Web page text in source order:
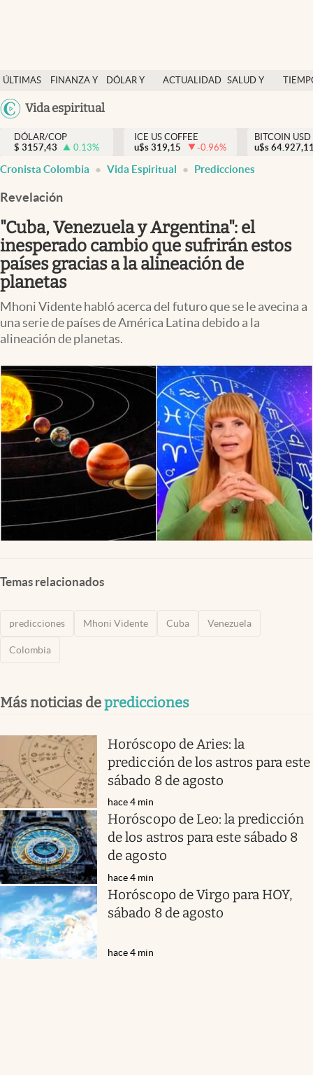
ÚLTIMAS
NOTICIAS
FINANZA Y
DÓLAR Y
ACTUALIDAD SALUD Y
México
Vida espiritual
Salud y nutrición
Vida espiritual
Actualidad
Colombia
DÓLAR/COP
$ 3157,43 0.13%
ICE US COFFEE
u$s 319,15 -0.96%
BITCOIN USD
u$s
Cronista Colombia Vida Espiritual Predicciones
Revelación
"Cuba, Venezuela y Argentina": el
inesperado cambio que sufrirán estos
países gracias a la alineación de
planetas
Mhoni Vidente habló acerca del futuro que se le avecina a
una serie de países de América Latina debido a la
alineación de planetas.
Temas relacionados
predicciones Mhoni Vidente Cuba Venezuela
Colombia
Más noticias depredicciones
Horóscopo de Aries: la
predicción de los astros para este
sábado 8 de agosto
hace 4 min
Horóscopo de Leo: la predicción
de los astros para este sábado 8
de agosto
hace 4 min
Horóscopo de Virgo para HOY,
sábado 8 de agosto
hace 4 min